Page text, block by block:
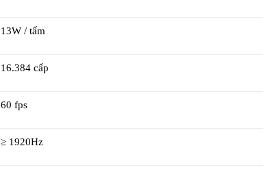
13W / tấm
16.384 cấp
60 fps
≥ 1920Hz